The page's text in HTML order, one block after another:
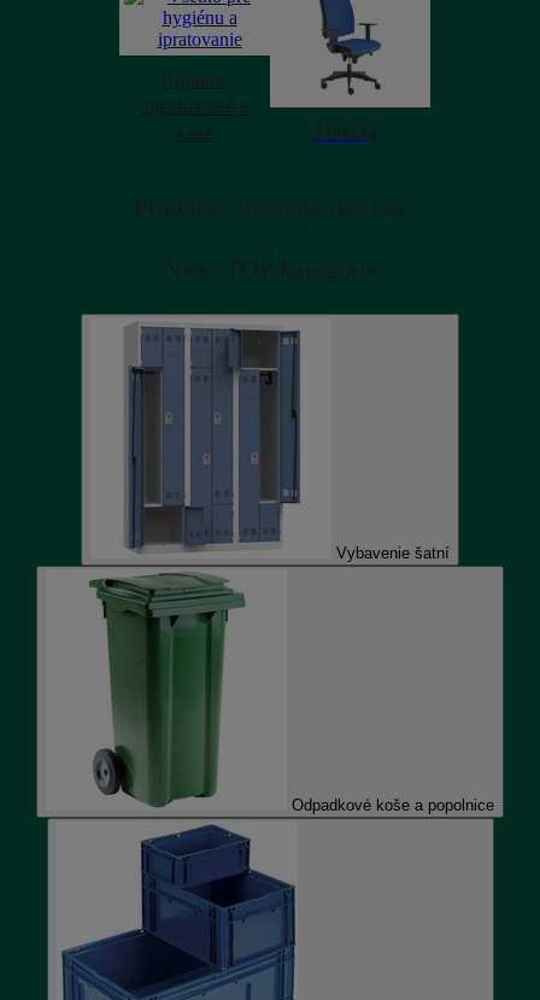
Hygiéna,
upratovanie a
koše
Stoličky
Produkty vybrané pre vás
Naše TOP kategórie
Vybavenie šatní
Odpadkové koše a popolnice